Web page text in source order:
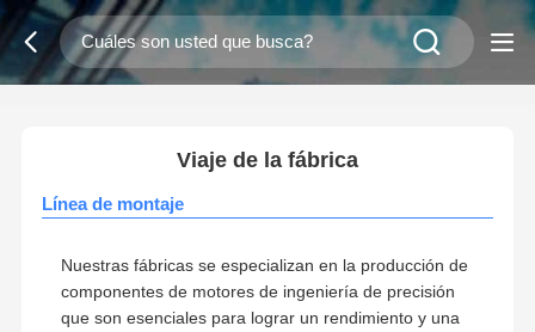
2/0
Viaje de la fábrica
Línea de montaje
Nuestras fábricas se especializan en la producción de
componentes de motores de ingeniería de precisión
que son esenciales para lograr un rendimiento y una